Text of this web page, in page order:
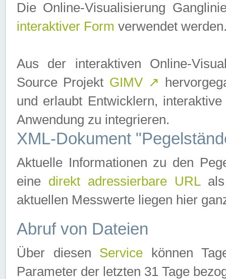
Die Online-Visualisierung
interaktiver Form verwendet
Aus der interaktiven Online-
Source Projekt GIMV ↗
und erlaubt Entwicklern,
Anwendung zu integrieren.
XML-Dokument
Aktuelle Informationen zu den
eine direkt adressierbare URLals
aktuellen Messwerte liegen hier
Abruf von Dateien
Über diesen Service können
Parameter der letzten 31 Tage